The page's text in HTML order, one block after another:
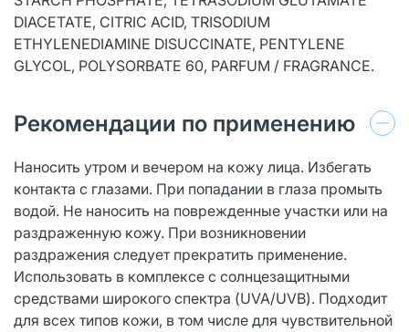
DIACETATE, CITRIC ACID, TRISODIUM
ETHYLENEDIAMINE DISUCCINATE, PENTYLENE
GLYCOL, POLYSORBATE 60, PARFUM / FRAGRANCE.
Рекомендации по применению
Наносить утром и вечером на кожу лица. Избегать
контакта с глазами. При попадании в глаза промыть
водой. Не наносить на поврежденные участки или на
раздраженную кожу. При возникновении
раздражения следует прекратить применение.
Использовать в комплексе с солнцезащитными
средствами широкого спектра (UVA/UVB). Подходит
для всех типов кожи, в том числе для чувствительной